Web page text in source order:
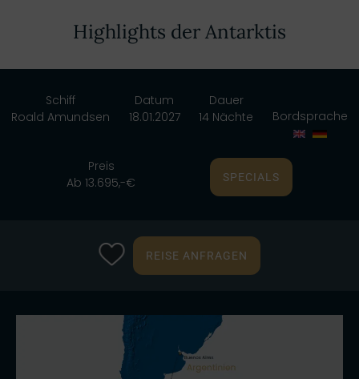
Highlights der Antarktis
Schiff
Roald Amundsen
Datum
18.01.2027
Dauer
14 Nächte
Bordsprache
Preis
Ab 13.695,-€
SPECIALS
REISE ANFRAGEN